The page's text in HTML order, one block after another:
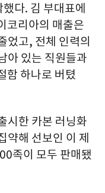
다. 김 부대표에
코리아의 매출은
었고, 전체 인력의
아 있는 직원들과
함 하나로 버텼
시한 카본 러닝화
약해 선보인 이 제
족이 모두 판매됐